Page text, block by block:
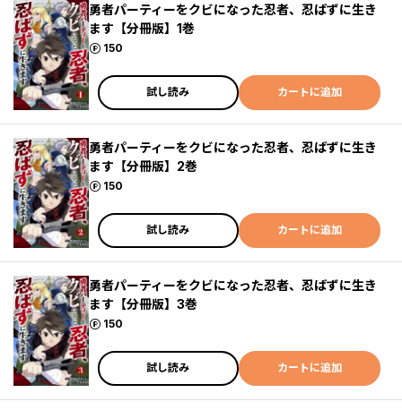
勇者パーティーをクビになった忍者、忍ばずに生き
ます【分冊版】1巻
150
ポイント
試し読み カートに追加
勇者パーティーをクビになった忍者、忍ばずに生き
ます【分冊版】2巻
150
ポイント
試し読み カートに追加
勇者パーティーをクビになった忍者、忍ばずに生き
ます【分冊版】3巻
150
ポイント
試し読み カートに追加